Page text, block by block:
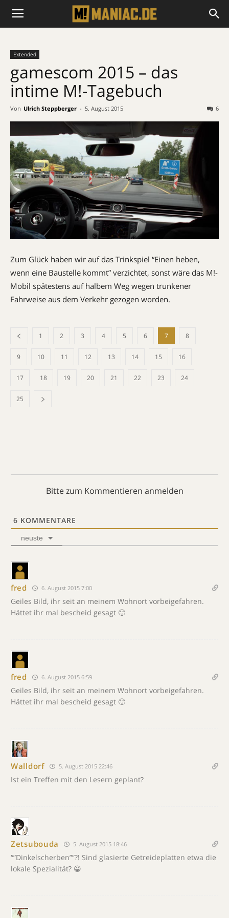
Extended
gamescom 2015 – das
intime M!-Tagebuch
Von Ulrich Steppberger - 5. August 2015 6
Zum Glück haben wir auf das Trinkspiel “Einen heben,
wenn eine Baustelle kommt” verzichtet, sonst wäre das M!-
Mobil spätestens auf halbem Weg wegen trunkener
Fahrweise aus dem Verkehr gezogen worden.
1 2 3 4 5 6 7 8
9 10 11 12 13 14 15 16
17 18 19 20 21 22 23 24
25
Bitte zum Kommentieren anmelden
6 KOMMENTARE
neuste
fred 6. August 2015 7:00
Geiles Bild, ihr seit an meinem Wohnort vorbeigefahren.
Hättet ihr mal bescheid gesagt 🙂
fred 6. August 2015 6:59
Geiles Bild, ihr seit an meinem Wohnort vorbeigefahren.
Hättet ihr mal bescheid gesagt 🙂
Walldorf 5. August 2015 22:46
Ist ein Treffen mit den Lesern geplant?
Zetsubouda 5. August 2015 18:46
“”Dinkelscherben””?! Sind glasierte Getreideplatten etwa die
lokale Spezialität? 😀